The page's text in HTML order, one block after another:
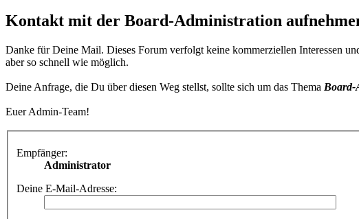
Kontakt mit der Board-Administration
Danke für Deine Mail. Dieses Forum verfolgt keine kommerziellen Interessen
aber so schnell wie möglich.
Deine Anfrage, die Du über diesen Weg stellst, sollte sich um das Thema Board-
Euer Admin-Team!
Empfänger:
Administrator
Deine E-Mail-Adresse: